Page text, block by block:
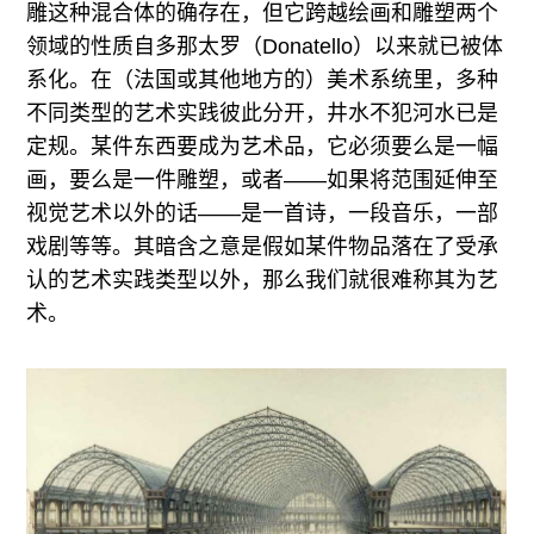
雕这种混合体的确存在，但它跨越绘画和雕塑两个
领域的性质自多那太罗（Donatello）以来就已被体
系化。在（法国或其他地方的）美术系统里，多种
不同类型的艺术实践彼此分开，井水不犯河水已是
定规。某件东西要成为艺术品，它必须要么是一幅
画，要么是一件雕塑，或者——如果将范围延伸至
视觉艺术以外的话——是一首诗，一段音乐，一部
戏剧等等。其暗含之意是假如某件物品落在了受承
认的艺术实践类型以外，那么我们就很难称其为艺
术。